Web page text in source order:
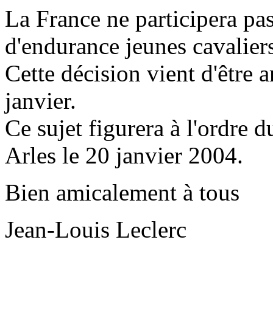
La France ne participera
d'endurance jeunes
Cette décision vient d'être
janvier.
Ce sujet figurera à l'ordre
Arles le 20 janvier 2004.
Bien amicalement à tous
Jean-Louis Leclerc